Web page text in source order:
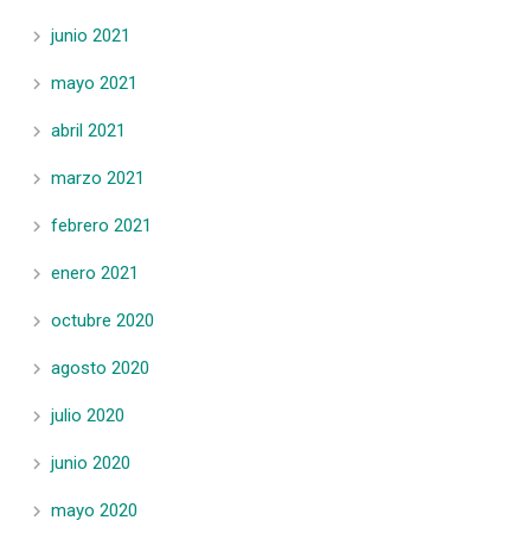
junio 2021
mayo 2021
abril 2021
marzo 2021
febrero 2021
enero 2021
octubre 2020
agosto 2020
julio 2020
junio 2020
mayo 2020